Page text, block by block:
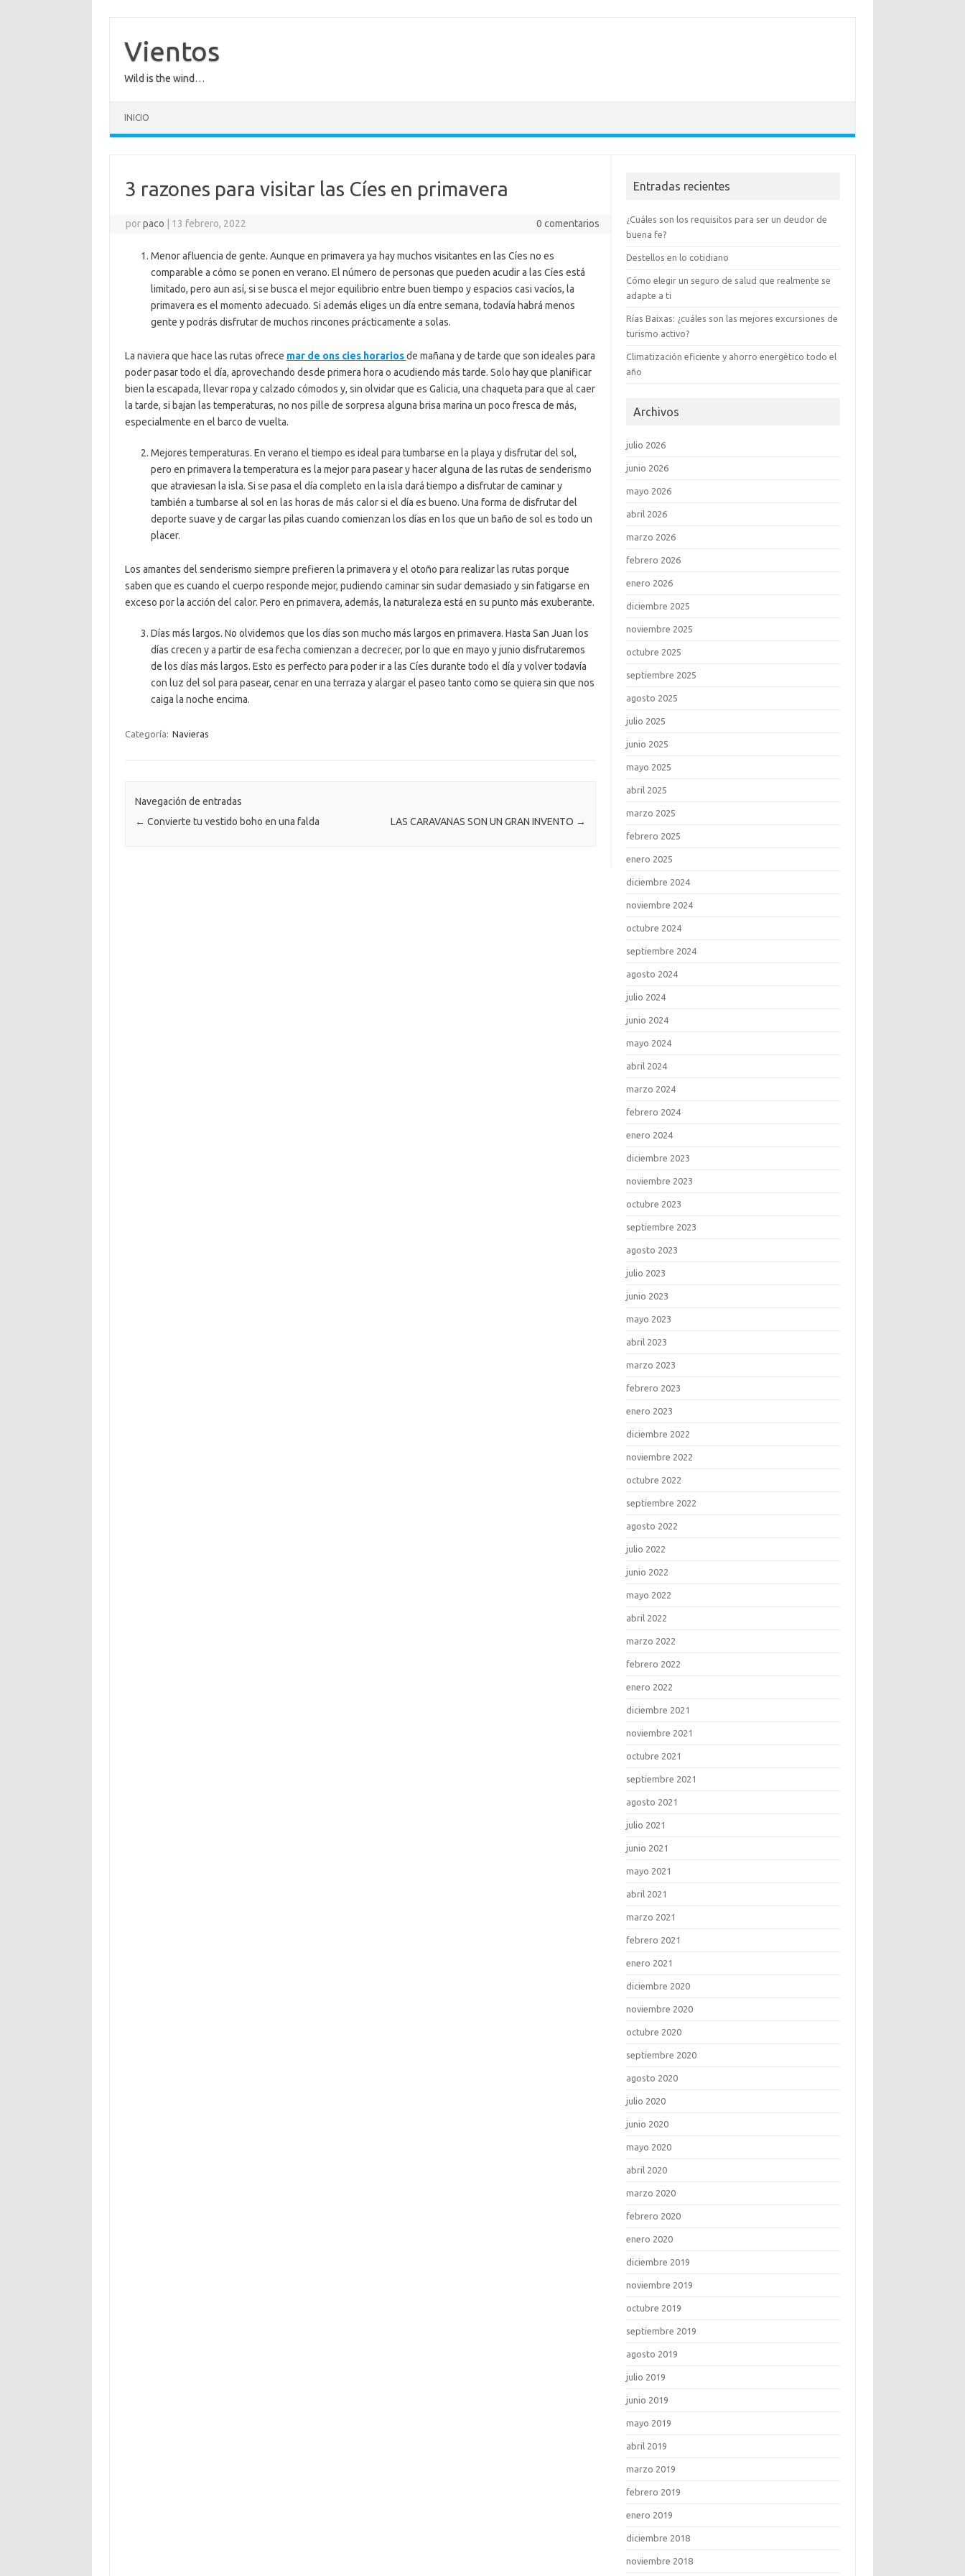
contenido
Vientos
Wild is the wind…
INICIO
3 razones para visitar las Cíes en primavera
porpaco 13 febrero, 2022 0 comentarios
Menor afluencia de gente. Aunque en primavera ya hay muchos visitantes en las Cíes no es
comparable a cómo se ponen en verano. El número de personas que pueden acudir a las Cíes está
limitado, pero aun así, si se busca el mejor equilibrio entre buen tiempo y espacios casi vacíos, la
primavera es el momento adecuado. Si además eliges un día entre semana, todavía habrá menos
gente y podrás disfrutar de muchos rincones prácticamente a solas.
La naviera que hace las rutas ofrece mar de ons cies horariosde mañana y de tarde que son ideales para
poder pasar todo el día, aprovechando desde primera hora o acudiendo más tarde. Solo hay que planificar
bien la escapada, llevar ropa y calzado cómodos y, sin olvidar que es Galicia, una chaqueta para que al caer
la tarde, si bajan las temperaturas, no nos pille de sorpresa alguna brisa marina un poco fresca de más,
especialmente en el barco de vuelta.
Mejores temperaturas. En verano el tiempo es ideal para tumbarse en la playa y disfrutar del sol,
pero en primavera la temperatura es la mejor para pasear y hacer alguna de las rutas de senderismo
que atraviesan la isla. Si se pasa el día completo en la isla dará tiempo a disfrutar de caminar y
también a tumbarse al sol en las horas de más calor si el día es bueno. Una forma de disfrutar del
deporte suave y de cargar las pilas cuando comienzan los días en los que un baño de sol es todo un
placer.
Los amantes del senderismo siempre prefieren la primavera y el otoño para realizar las rutas porque
saben que es cuando el cuerpo responde mejor, pudiendo caminar sin sudar demasiado y sin fatigarse en
exceso por la acción del calor. Pero en primavera, además, la naturaleza está en su punto más exuberante.
Días más largos. No olvidemos que los días son mucho más largos en primavera. Hasta San Juan los
días crecen y a partir de esa fecha comienzan a decrecer, por lo que en mayo y junio disfrutaremos
de los días más largos. Esto es perfecto para poder ir a las Cíes durante todo el día y volver todavía
con luz del sol para pasear, cenar en una terraza y alargar el paseo tanto como se quiera sin que nos
caiga la noche encima.
Categoría: Navieras
Navegación de entradas
← Convierte tu vestido boho en una falda LAS CARAVANAS SON UN GRAN INVENTO →
Entradas recientes
¿Cuáles son los requisitos para ser un deudor de
buena fe?
Destellos en lo cotidiano
Cómo elegir un seguro de salud que realmente se
adapte a ti
Rías Baixas: ¿cuáles son las mejores excursiones de
turismo activo?
Climatización eficiente y ahorro energético todo el
año
Archivos
julio 2026
junio 2026
mayo 2026
abril 2026
marzo 2026
febrero 2026
enero 2026
diciembre 2025
noviembre 2025
octubre 2025
septiembre 2025
agosto 2025
julio 2025
junio 2025
mayo 2025
abril 2025
marzo 2025
febrero 2025
enero 2025
diciembre 2024
noviembre 2024
octubre 2024
septiembre 2024
agosto 2024
julio 2024
junio 2024
mayo 2024
abril 2024
marzo 2024
febrero 2024
enero 2024
diciembre 2023
noviembre 2023
octubre 2023
septiembre 2023
agosto 2023
julio 2023
junio 2023
mayo 2023
abril 2023
marzo 2023
febrero 2023
enero 2023
diciembre 2022
noviembre 2022
octubre 2022
septiembre 2022
agosto 2022
julio 2022
junio 2022
mayo 2022
abril 2022
marzo 2022
febrero 2022
enero 2022
diciembre 2021
noviembre 2021
octubre 2021
septiembre 2021
agosto 2021
julio 2021
junio 2021
mayo 2021
abril 2021
marzo 2021
febrero 2021
enero 2021
diciembre 2020
noviembre 2020
octubre 2020
septiembre 2020
agosto 2020
julio 2020
junio 2020
mayo 2020
abril 2020
marzo 2020
febrero 2020
enero 2020
diciembre 2019
noviembre 2019
octubre 2019
septiembre 2019
agosto 2019
julio 2019
junio 2019
mayo 2019
abril 2019
marzo 2019
febrero 2019
enero 2019
diciembre 2018
noviembre 2018